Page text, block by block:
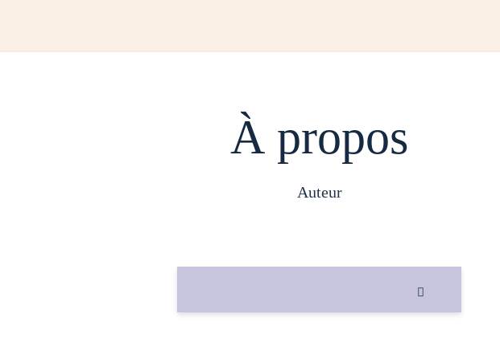
À propos
auteur
